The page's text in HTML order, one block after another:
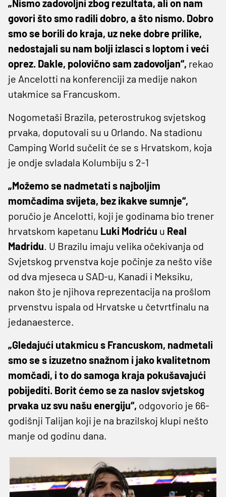
„Nismo zadovoljni zbog rezultata, ali on nam
govori što smo radili dobro, a što nismo. Dobro
smo se borili do kraja, uz neke dobre prilike,
nedostajali su nam bolji izlasci s loptom i veći
oprez. Dakle, polovično sam zadovoljan“, rekao
je Ancelotti na konferenciji za medije nakon
utakmice sa Francuskom.
Nogometaši Brazila, peterostrukog svjetskog
prvaka, doputovali su u Orlando. Na stadionu
Camping World sučelit će se s Hrvatskom, koja
je ondje svladala Kolumbiju s 2-1
„Možemo se nadmetati s najboljim
momčadima svijeta, bez ikakve sumnje“,
poručio je Ancelotti, koji je godinama bio trener
hrvatskom kapetanu Luki Modriću u Real
Madridu. U Brazilu imaju velika očekivanja od
Svjetskog prvenstva koje počinje za nešto više
od dva mjeseca u SAD-u, Kanadi i Meksiku,
nakon što je njihova reprezentacija na prošlom
prvenstvu ispala od Hrvatske u četvrtfinalu na
jedanaesterce.
„Gledajući utakmicu s Francuskom, nadmetali
smo se s izuzetno snažnom i jako kvalitetnom
momčadi, i to do samoga kraja pokušavajući
pobijediti. Borit ćemo se za naslov svjetskog
prvaka uz svu našu energiju“, odgovorio je 66-
godišnji Talijan koji je na brazilskoj klupi nešto
manje od godinu dana.